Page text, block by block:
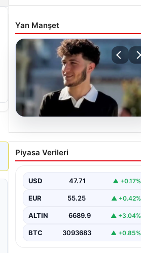
Yan Manşet
06.08.2026
Fatih’te 19 yaşındaki
Ali’nin bıçakla
ilişkin gözaltı sayısı 10’a
yükseldi
Piyasa Verileri
USD 47.71 ▲ +0.17%
EUR 55.25 ▲ +0.42%
ALTIN 6689.9 ▲ +3.04%
BTC 3093683 ▲ +0.85%